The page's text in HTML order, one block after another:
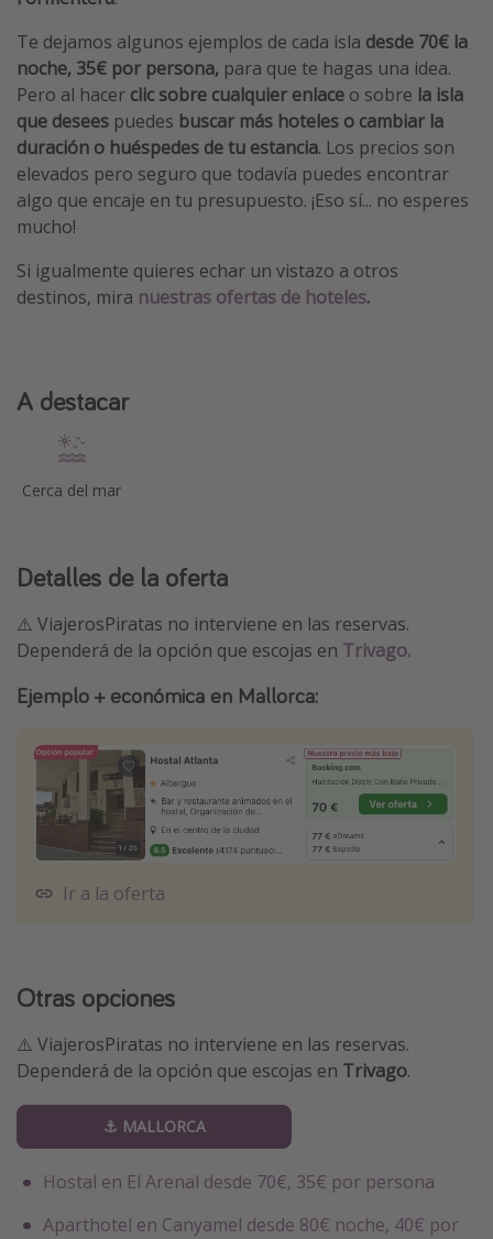
Te dejamos algunos ejemplos de cada isla desde 70€ la
noche, 35€ por persona, para que te hagas una idea.
Pero al hacer clic sobre cualquier enlace o sobre la isla
que desees puedes buscar más hoteles o cambiar la
duración o huéspedes de tu estancia. Los precios son
elevados pero seguro que todavía puedes encontrar
algo que encaje en tu presupuesto. ¡Eso sí... no esperes
mucho!
Si igualmente quieres echar un vistazo a otros
destinos, mira nuestras ofertas de hoteles.
A destacar
Cerca del mar
Detalles de la oferta
⚠️ ViajerosPiratas no interviene en las reservas.
Dependerá de la opción que escojas en Trivago.
Ejemplo + económica en Mallorca:
Ir a la oferta
Otras opciones
⚠️ ViajerosPiratas no interviene en las reservas.
Dependerá de la opción que escojas en Trivago.
⚓️ MALLORCA
Hostal en El Arenal desde 70€, 35€ por persona
Aparthotel en Canyamel desde 80€ noche, 40€ por